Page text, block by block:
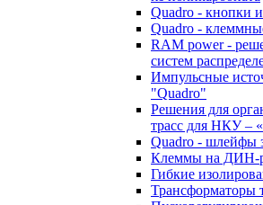
Quadro - кнопки
Quadro -
RAM power -
систем
Импульсные
"Quadro"
Решения для
трасс для НКУ –
Quadro - шлейфы
Клеммы на ДИН-
Гибкие
Трансформаторы